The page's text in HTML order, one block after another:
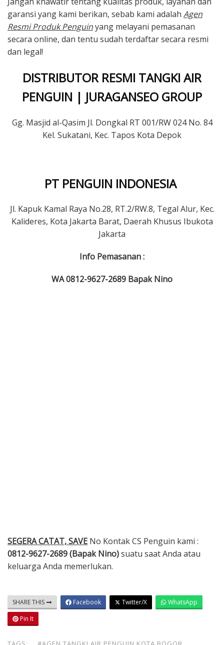
garansi yang kami berikan, sebab kami adalah Agen
Resmi Produk Penguinyang melayani pemasanan
secara online, dan tentu sudah terdaftar secara resmi
dan legal!
DISTRIBUTOR RESMI TANGKI AIR
PENGUIN | JURAGANSEO GROUP
Gg. Masjid al-Qasim Jl. Dongkal RT 001/RW 024 No. 84
Kel. Sukatani, Kec. Tapos Kota Depok
PT PENGUIN INDONESIA
Jl. Kapuk Kamal Raya No.28, RT.2/RW.8, Tegal Alur, Kec.
Kalideres, Kota Jakarta Barat, Daerah Khusus Ibukota
Jakarta
Info Pemasanan :
WA 0812-9627-2689 Bapak Nino
SEGERA CATAT, SAVE No Kontak CS Penguin kami :
0812-9627-2689 (Bapak Nino)suatu saat Anda atau
keluarga Anda memerlukan.
SHARE THIS Facebook Twitter/X
WhatsApp
Pin It